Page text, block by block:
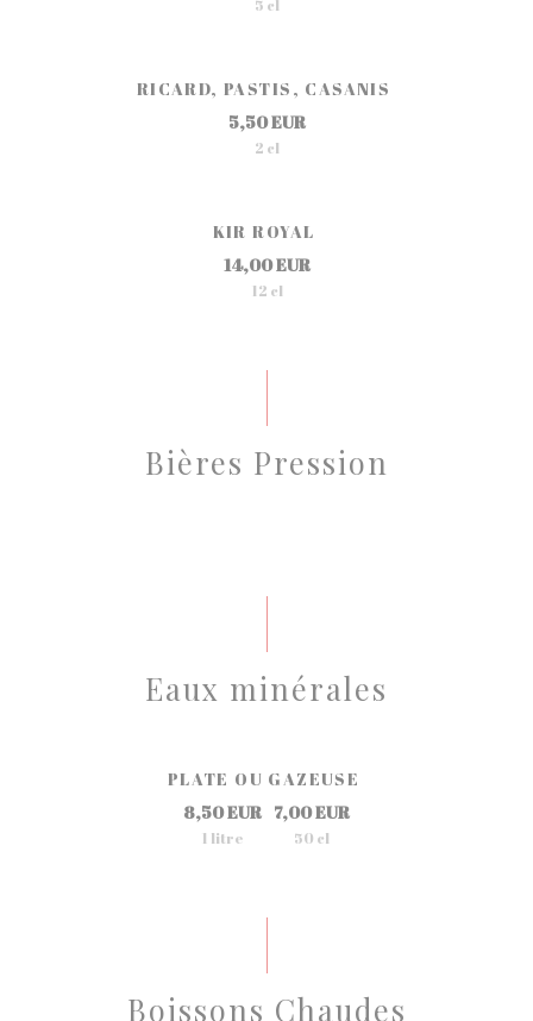
5 cl
RICARD, PASTIS, CASANIS
5,50 EUR
2 cl
KIR ROYAL
14,00 EUR
12 cl
Bières Pression
Eaux minérales
PLATE OU GAZEUSE
8,50 EUR
1 litre
7,00 EUR
50 cl
Boissons Chaudes